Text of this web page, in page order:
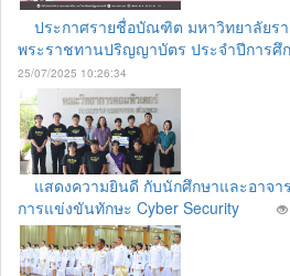
ประกาศรายชื่อบัณฑิต มหาวิทยาลัยร
พระราชทานปริญญาบัตร ประจำปีการศึ
25/07/2025 10:26:34
แสดงความยินดี กับนักศึกษาและอาจา
การแข่งขันทักษะ Cyber Security